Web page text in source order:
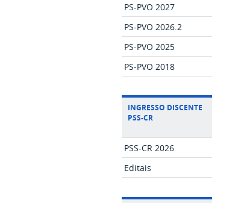
PS-PVO 2027
PS-PVO 2026.2
PS-PVO 2025
PS-PVO 2018
INGRESSO DISCENTE
PSS-CR
PSS-CR 2026
Editais